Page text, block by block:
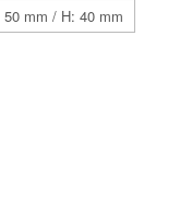
50 mm / H: 40 mm